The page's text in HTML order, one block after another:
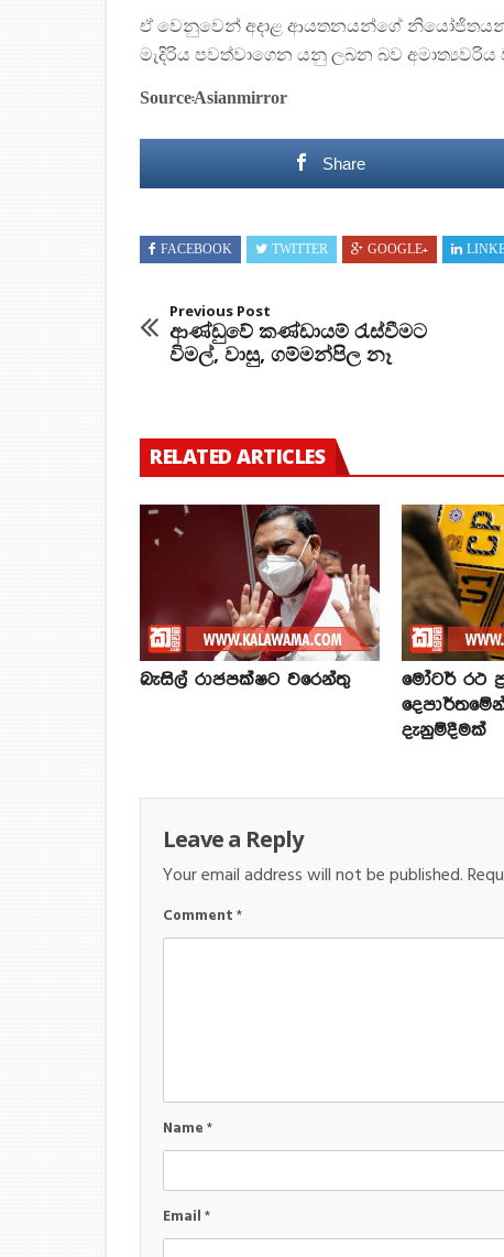
ඒ වෙනුවෙන් අදාළ ආයතනයන්ගේ
මැදිරිය පවත්වාගෙන යනු ලබන බව අමාත්‍යවරිය
Source:Asianmirror
Share
FACEBOOK TWITTER GOOGLE+
Previous Post
ආණ්ඩුවේ කණ්ඩායම් රැස්වීමට
විමල්, වාසු, ගම්මන්පිල නෑ
RELATED ARTICLES
බැසිල් රාජපක්ෂට වරෙන්තු
මෝටර් රථ
දැනුම්දීමක්
Leave a Reply
Your email address will not be published.
Comment*
Name*
Email*